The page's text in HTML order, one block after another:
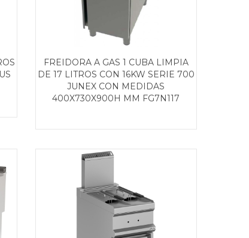
FREIDORA A GAS 1 CUBA LIMPIA
DE 17 LITROS CON 16KW SERIE 700
JUNEX CON MEDIDAS
400X730X900H MM FG7N117